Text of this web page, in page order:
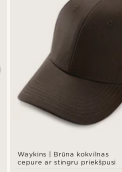
Waykins | Brūna kokvilnas
cepure ar stingru priekšpusi